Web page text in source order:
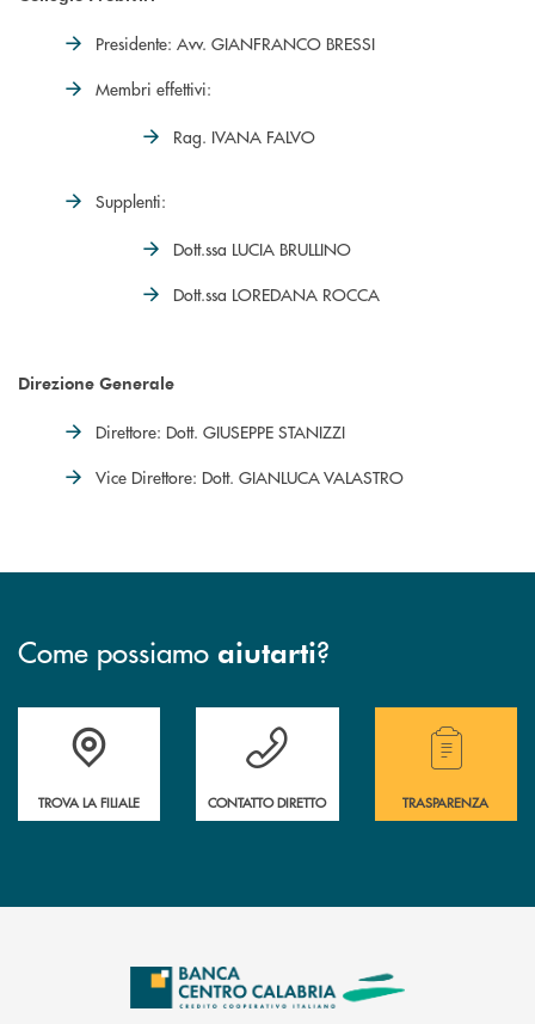
Presidente: Avv. GIANFRANCO BRESSI
Membri effettivi:
Rag. IVANA FALVO
Supplenti:
Dott.ssa LUCIA BRULLINO
Dott.ssa LOREDANA ROCCA
Direzione Generale
Direttore: Dott. GIUSEPPE STANIZZI
Vice Direttore: Dott. GIANLUCA VALASTRO
Come possiamo aiutarti?
Accedi all' elenco completo delle filiali .
TROVA LA FILIALE
Hai bisogno di assistenza immediata ?
CONTATTO DIRETTO
Hai bisogno di
TRASPARENZA